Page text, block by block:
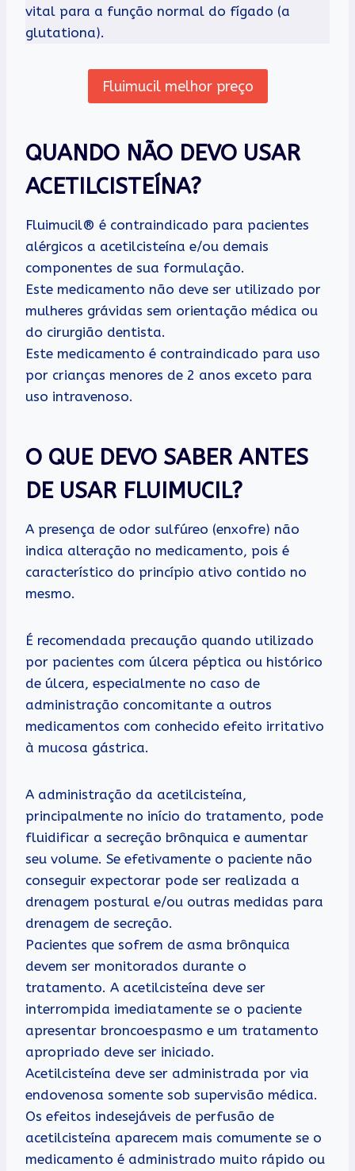
vital para a função normal do fígado (a
glutationa).
Fluimucil melhor preço
QUANDO NÃO DEVO USAR
ACETILCISTEÍNA?
Fluimucil® é contraindicado para pacientes
alérgicos a acetilcisteína e/ou demais
componentes de sua formulação.
Este medicamento não deve ser utilizado por
mulheres grávidas sem orientação médica ou
do cirurgião dentista.
Este medicamento é contraindicado para uso
por crianças menores de 2 anos exceto para
uso intravenoso.
O QUE DEVO SABER ANTES
DE USAR FLUIMUCIL?
A presença de odor sulfúreo (enxofre) não
indica alteração no medicamento, pois é
característico do princípio ativo contido no
mesmo.
É recomendada precaução quando utilizado
por pacientes com úlcera péptica ou histórico
de úlcera, especialmente no caso de
administração concomitante a outros
medicamentos com conhecido efeito irritativo
à mucosa gástrica.
A administração da acetilcisteína,
principalmente no início do tratamento, pode
fluidificar a secreção brônquica e aumentar
seu volume. Se efetivamente o paciente não
conseguir expectorar pode ser realizada a
drenagem postural e/ou outras medidas para
drenagem de secreção.
Pacientes que sofrem de asma brônquica
devem ser monitorados durante o
tratamento. A acetilcisteína deve ser
interrompida imediatamente se o paciente
apresentar broncoespasmo e um tratamento
apropriado deve ser iniciado.
Acetilcisteína deve ser administrada por via
endovenosa somente sob supervisão médica.
Os efeitos indesejáveis de perfusão de
acetilcisteína aparecem mais comumente se o
medicamento é administrado muito rápido ou